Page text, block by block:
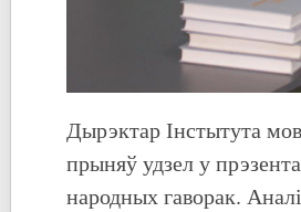
Дырэктар Інстытута
прыняў удзел у
народных гаворак.